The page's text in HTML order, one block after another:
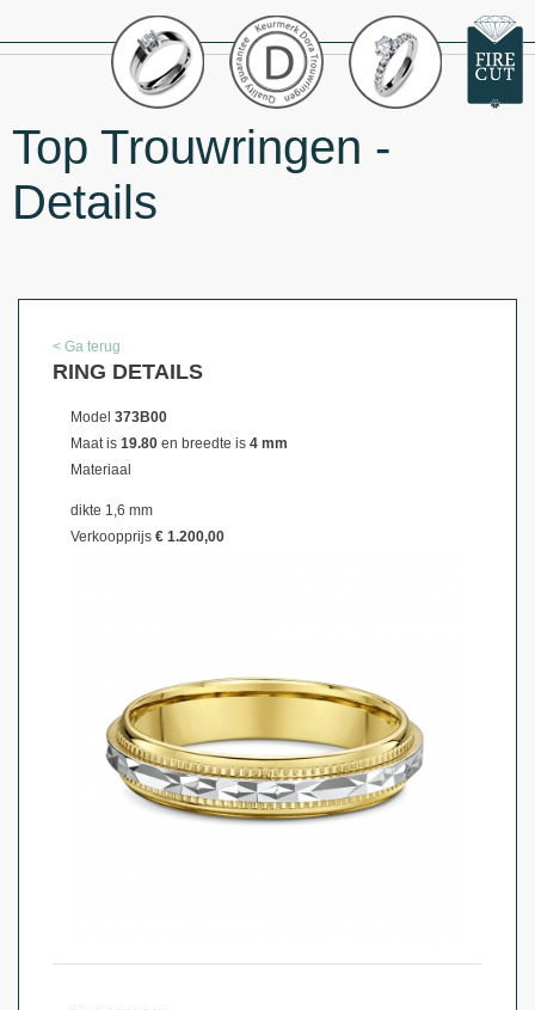
Top Trouwringen -
Details
< Ga terug
RING DETAILS
Model 373B00
Maat is 19.80 en breedte is 4 mm
Materiaal
dikte 1,6 mm
Verkoopprijs € 1.200,00